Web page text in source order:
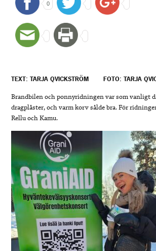
0
TEXT: TARJA QVICKSTRÖM FOTO: TARJA
Brandbilen och ponnyridningen var som vanligt
dragplåster, och varm korv sålde bra. För
Rellu och Kamu.